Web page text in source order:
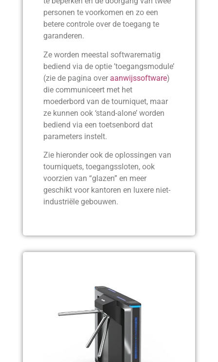
personen te voorkomen en zo een
betere controle over de toegang te
garanderen.
Ze worden meestal softwarematig
bediend via de optie ’toegangsmodule’
(zie de pagina over aanwijssoftware)
die communiceert met het
moederbord van de tourniquet, maar
ze kunnen ook ‘stand-alone’ worden
bediend via een toetsenbord dat
parameters instelt.
Zie hieronder ook de oplossingen van
tourniquets, toegangssloten, ook
voorzien van “glazen” en meer
geschikt voor kantoren en luxere niet-
industriële gebouwen.